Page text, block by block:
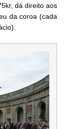
dá direito aos
da coroa (cada